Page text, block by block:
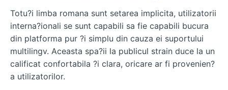
Totu?i limba romana sunt setarea implicita, utilizatorii
interna?ionali se sunt capabili sa fie capabili bucura
din platforma pur ?i simplu din cauza ei suportului
multilingv. Aceasta spa?ii la publicul strain duce la un
calificat confortabila ?i clara, oricare ar fi provenien?
a utilizatorilor.